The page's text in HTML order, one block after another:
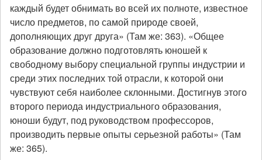
каждый будет обнимать во всей их полноте, известное
число предметов, по самой природе своей,
дополняющих друг друга» (Там же: 363). «Общее
образование должно подготовлять юношей к
свободному выбору специальной группы индустрии и
среди этих последних той отрасли, к которой они
чувствуют себя наиболее склонными. Достигнув этого
второго периода индустриального образования,
юноши будут, под руководством профессоров,
производить первые опыты серьезной работы» (Там
же: 365).